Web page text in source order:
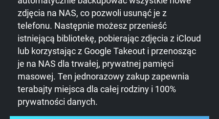
zdjęcia na NAS, co pozwoli usunąć je z
telefonu. Następnie możesz przenieść
istniejącą bibliotekę, pobierając zdjęcia z iCloud
lub korzystając z Google Takeout i przenosząc
je na NAS dla trwałej, prywatnej pamięci
masowej. Ten jednorazowy zakup zapewnia
terabajty miejsca dla całej rodziny i 100%
prywatności danych.